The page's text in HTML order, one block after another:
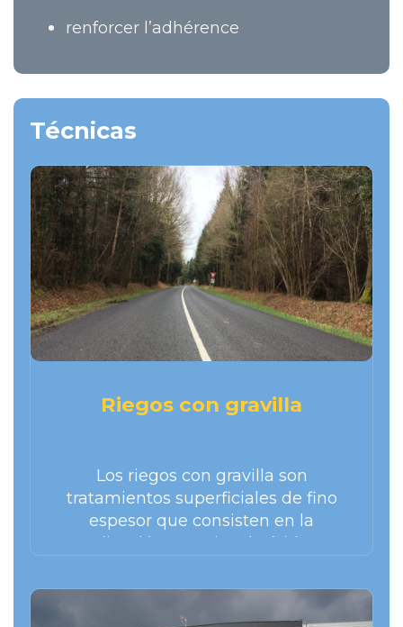
renforcer l’adhérence
Técnicas
Riegos con gravilla
Los riegos con gravilla son
tratamientos superficiales de fino
espesor que consisten en la
aplicación sucesiva de árido y
monocapa o multicapa.